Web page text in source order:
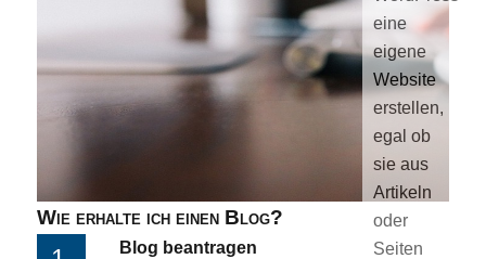
eine
eigene
Website
erstellen,
egal ob
sie aus
Artikeln
oder
Seiten
Wie erhalte ich einen Blog?
Blog beantragen